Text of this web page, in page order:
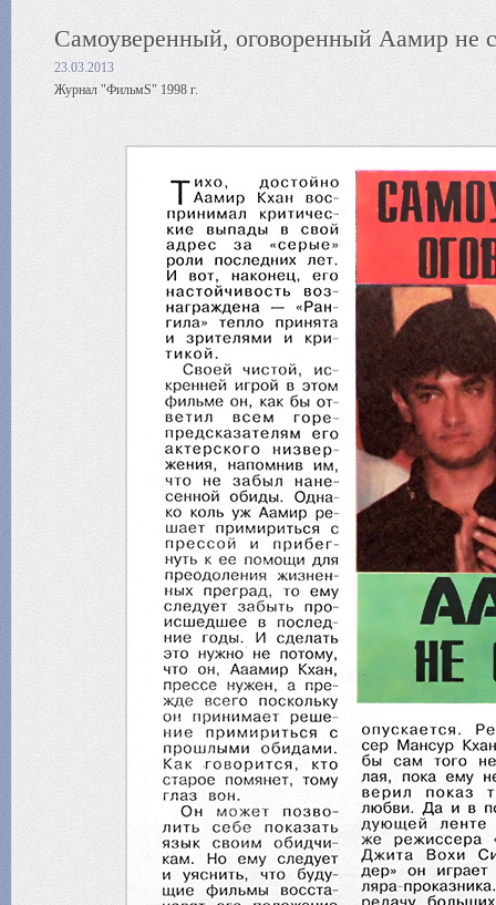
Самоуверенный, оговоренный Аамир не
23.03.2013
Журнал "ФильмS" 1998 г.